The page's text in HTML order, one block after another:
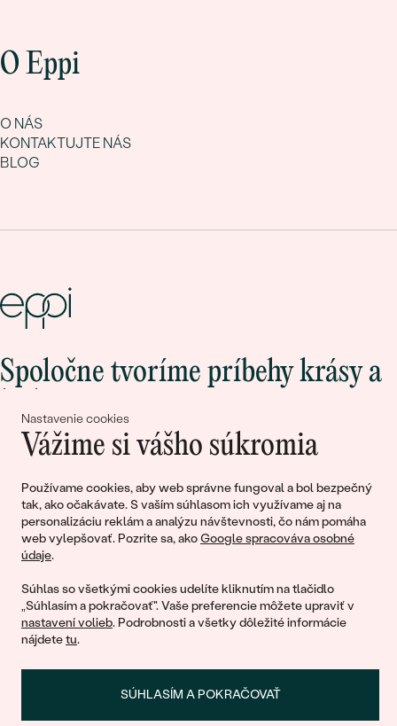
Nastavenie cookies
Vážime si vášho súkromia
Používame cookies, aby web správne fungoval a bol bezpečný
tak, ako očakávate. S vaším súhlasom ich využívame aj na
personalizáciu reklám a analýzu návštevnosti, čo nám pomáha
web vylepšovať. Pozrite sa, akoGoogle spracováva osobné
údaje.
Súhlas so všetkými cookies udelíte kliknutím na tlačidlo
„Súhlasím a pokračovať". Vaše preferencie môžete upraviť v
nastavení volieb. Podrobnosti a všetky dôležité informácie
nájdetetu.
SÚHLASÍM A POKRAČOVAŤ
O Eppi
O NÁS
KONTAKTUJTE NÁS
BLOG
Spoločne tvoríme príbehy krásy a
Pripojte sa k nám!
© 2011 - 2026, Eppi.sk